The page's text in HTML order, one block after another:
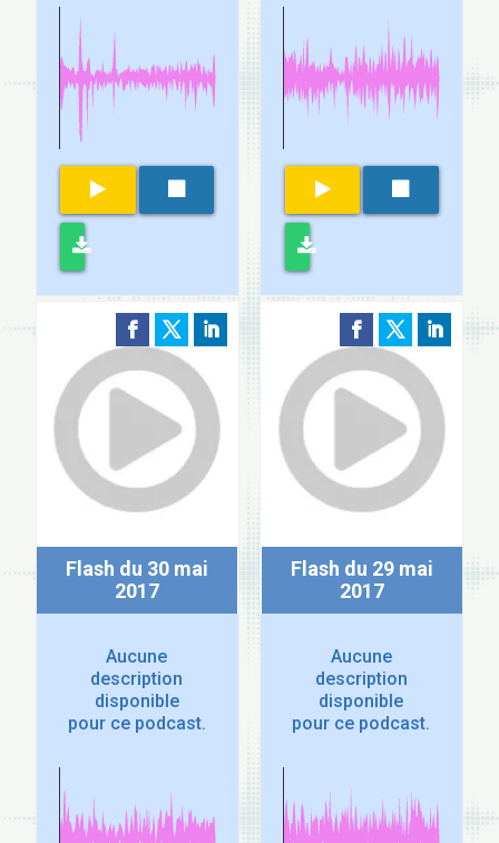
Flash du 30 mai
2017
Aucune
description
disponible
pour ce podcast.
Flash du 29 mai
2017
Aucune
description
disponible
pour ce podcast.